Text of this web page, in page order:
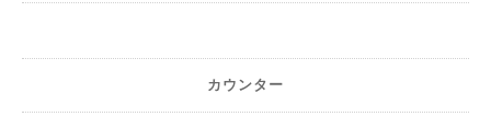
カウンター